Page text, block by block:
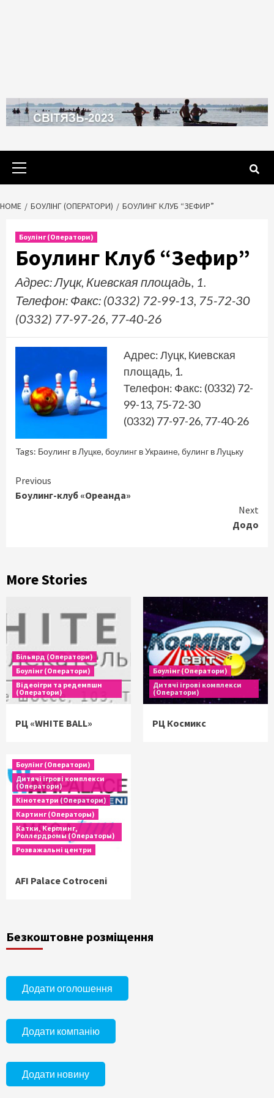
Primary
HOME БОУЛІНГ (ОПЕРАТОРИ) БОУЛИНГ КЛУБ “ЗЕФИР”
Боулінг (Оператори)
Боулинг Клуб “Зефир”
Адрес: Луцк, Киевская площадь, 1.
Телефон: Факс: (0332) 72-99-13, 75-72-30
(0332) 77-97-26, 77-40-26
Адрес: Луцк, Киевская
площадь, 1.
Телефон: Факс: (0332) 72-
99-13, 75-72-30
(0332) 77-97-26, 77-40-26
Tags: Боулинг в Луцке, боулинг в Украине, булинг в Луцьку
Continue
Reading
Previous
Боулинг-клуб «Ореанда»
Next
Додо
More Stories
Більярд (Оператори)
Боулінг (Оператори)
Відеоігри та редемпшн
(Оператори)
РЦ «WHITE BALL»
Боулінг (Оператори)
Дитячі ігрові комплекси
(Оператори)
РЦ Космикс
Боулінг (Оператори)
Дитячі ігрові комплекси
(Оператори)
Кінотеатри (Оператори)
Картинг (Операторы)
Катки, Керглинг,
Роллердромы (Операторы)
Розважальні центри
AFI Palace Cotroceni
Безкоштовне розміщення
Додати оголошення
Додати компанію
Додати новину